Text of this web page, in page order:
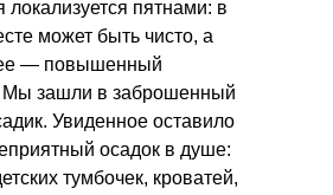
локализуется пятнами: в
может быть чисто, а
— повышенный
Мы зашли в заброшенный
Увиденное оставило
осадок в душе:
тумбочек, кроватей,